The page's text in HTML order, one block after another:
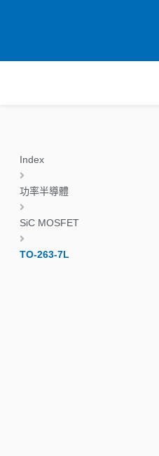
Index
功率半導體
SiC MOSFET
TO-263-7L